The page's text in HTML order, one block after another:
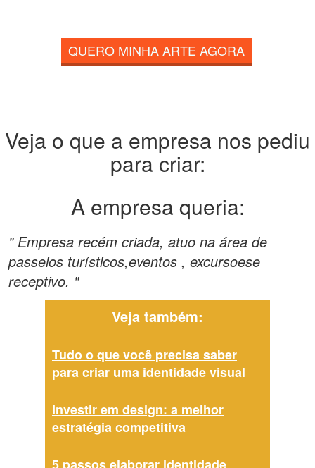
QUERO MINHA ARTE AGORA
Veja o que a empresa nos pediu
para criar:
A empresa queria:
" Empresa recém criada, atuo na área de
passeios turísticos,eventos , excursoese
receptivo. "
Veja também:
Tudo o que você precisa saber
para criar uma identidade visual
Investir em design: a melhor
estratégia competitiva